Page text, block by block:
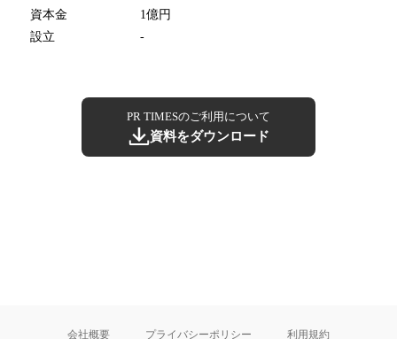
資本金
1億円
設立
-
PR TIMESのご利用について
資料をダウンロード
会社概要 プライバシーポリシー 利用規約